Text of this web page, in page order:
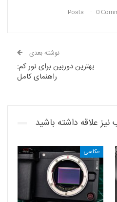
0
نوشته بعدی
بهترین دوربین برای نور کم:
راهنمای کامل
علاقه داشته باشید
عکاسی